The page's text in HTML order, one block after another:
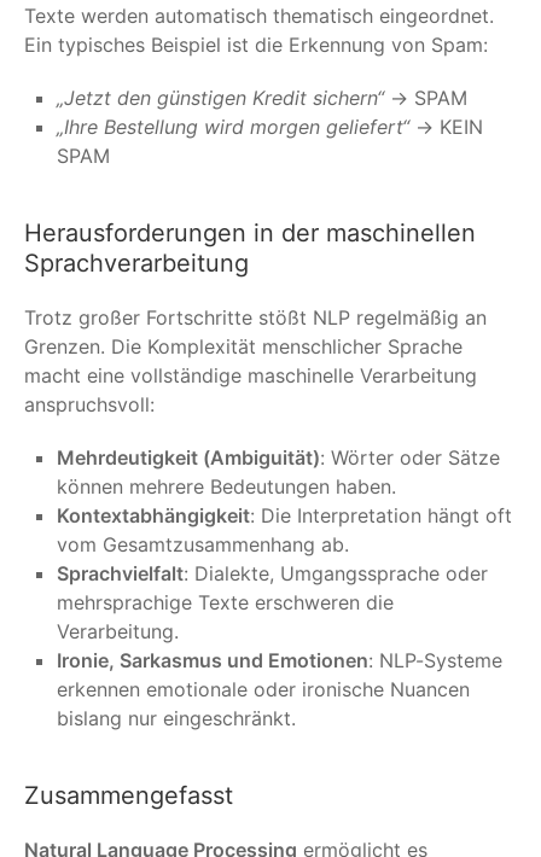
Texte werden automatisch thematisch eingeordnet.
Ein typisches Beispiel ist die Erkennung von Spam:
„Jetzt den günstigen Kredit sichern“→ SPAM
„Ihre Bestellung wird morgen geliefert“→ KEIN
SPAM
Herausforderungen in der maschinellen
Sprachverarbeitung
Trotz großer Fortschritte stößt NLP regelmäßig an
Grenzen. Die Komplexität menschlicher Sprache
macht eine vollständige maschinelle Verarbeitung
anspruchsvoll:
Mehrdeutigkeit (Ambiguität): Wörter oder Sätze
können mehrere Bedeutungen haben.
Kontextabhängigkeit: Die Interpretation hängt oft
vom Gesamtzusammenhang ab.
Sprachvielfalt: Dialekte, Umgangssprache oder
mehrsprachige Texte erschweren die
Verarbeitung.
Ironie, Sarkasmus und Emotionen: NLP-Systeme
erkennen emotionale oder ironische Nuancen
bislang nur eingeschränkt.
Zusammengefasst
Natural Language Processing ermöglicht es